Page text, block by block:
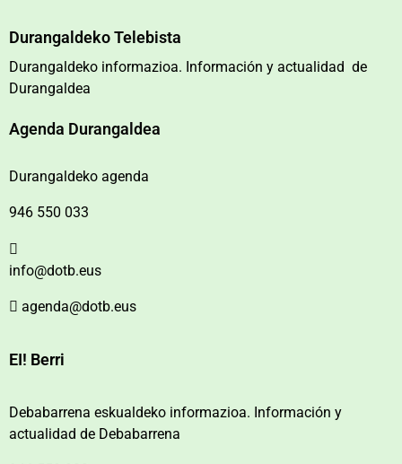
Durangaldeko Telebista
Durangaldeko informazioa. Información y actualidad de
Durangaldea
Agenda Durangaldea
Durangaldeko agenda
946 550 033
info@dotb.eus
agenda@dotb.eus
EI! Berri
Debabarrena eskualdeko informazioa. Información y
actualidad de Debabarrena